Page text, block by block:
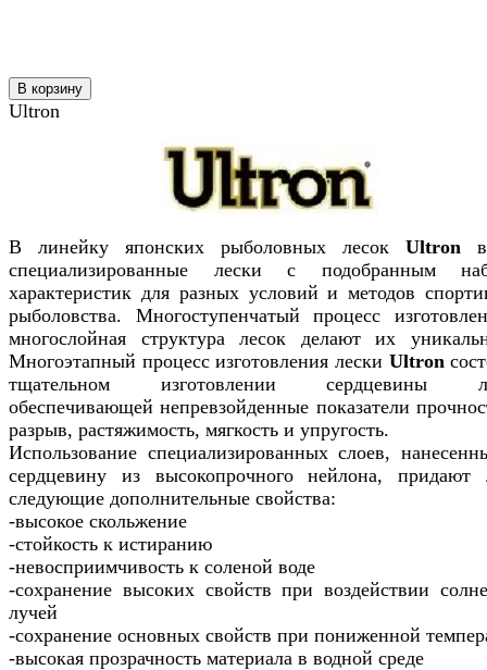
В корзину
Ultron
В линейку японских рыболовных лесок Ultron
специализированные лески с подобранным
характеристик для разных условий и методов
рыболовства. Многоступенчатый процесс
многослойная структура лесок делают их
Многоэтапный процесс изготовления лески Ultron
тщательном изготовлении сердцевины
обеспечивающей непревзойденные показатели
разрыв, растяжимость, мягкость и упругость.
Использование специализированных слоев,
сердцевину из высокопрочного нейлона, придают
следующие дополнительные свойства:
-высокое скольжение
-стойкость к истиранию
-невосприимчивость к соленой воде
-сохранение высоких свойств при воздействии
лучей
-сохранение основных свойств при пониженной
-высокая прозрачность материала в водной среде